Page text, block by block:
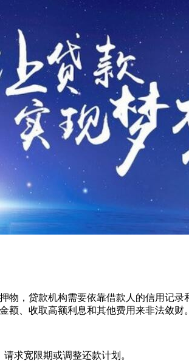
，贷款机构需要依靠借款人的信用记
、收取高额利息和其他费用来非法敛财。
求宽限期或调整还款计划。